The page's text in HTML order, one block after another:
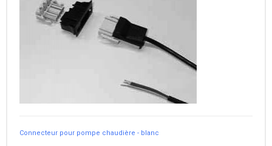
Connecteur pour pompe chaudière - blanc